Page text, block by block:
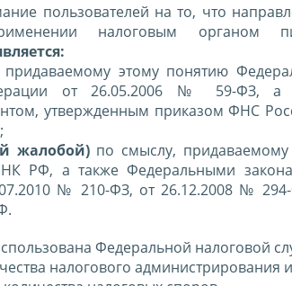
пользователей на то, что
налоговым органом
этому понятию
от 26.05.2006 № 59-ФЗ, а
утвержденным приказом ФНС
жалобой)по смыслу, придаваемому
НК РФ, а также Федеральными
№ 210-ФЗ, от 26.12.2008 №
Федеральной налоговой
налогового администрирования и